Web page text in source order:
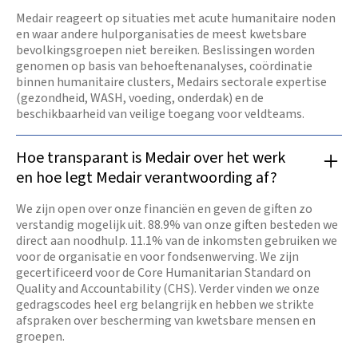
Medair reageert op situaties met acute humanitaire noden
en waar andere hulporganisaties de meest kwetsbare
bevolkingsgroepen niet bereiken. Beslissingen worden
genomen op basis van behoeftenanalyses, coördinatie
binnen humanitaire clusters, Medairs sectorale expertise
(gezondheid, WASH, voeding, onderdak) en de
beschikbaarheid van veilige toegang voor veldteams.
Hoe transparant is Medair over het werk
en hoe legt Medair verantwoording af?
We zijn open over onze financiën en geven de giften zo
verstandig mogelijk uit. 88.9% van onze giften besteden we
direct aan noodhulp. 11.1% van de inkomsten gebruiken we
voor de organisatie en voor fondsenwerving. We zijn
gecertificeerd voor de Core Humanitarian Standard on
Quality and Accountability (CHS). Verder vinden we onze
gedragscodes heel erg belangrijk en hebben we strikte
afspraken over bescherming van kwetsbare mensen en
groepen.